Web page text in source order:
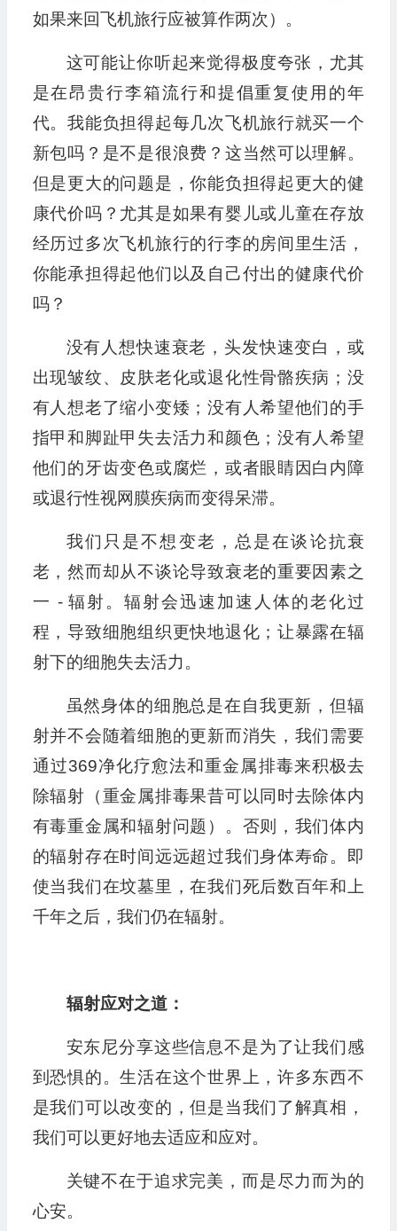
如果来回飞机旅行应被算作两次）。
这可能让你听起来觉得极度夸张，尤其
是在昂贵行李箱流行和提倡重复使用的年
代。我能负担得起每几次飞机旅行就买一个
新包吗？是不是很浪费？这当然可以理解。
但是更大的问题是，你能负担得起更大的健
康代价吗？尤其是如果有婴儿或儿童在存放
经历过多次飞机旅行的行李的房间里生活，
你能承担得起他们以及自己付出的健康代价
吗？
没有人想快速衰老，头发快速变白，或
出现皱纹、皮肤老化或退化性骨骼疾病；没
有人想老了缩小变矮；没有人希望他们的手
指甲和脚趾甲失去活力和颜色；没有人希望
他们的牙齿变色或腐烂，或者眼睛因白内障
或退行性视网膜疾病而变得呆滞。
我们只是不想变老，总是在谈论抗衰
老，然而却从不谈论导致衰老的重要因素之
一 - 辐射。辐射会迅速加速人体的老化过
程，导致细胞组织更快地退化；让暴露在辐
射下的细胞失去活力。
虽然身体的细胞总是在自我更新，但辐
射并不会随着细胞的更新而消失，我们需要
通过369净化疗愈法和重金属排毒来积极去
除辐射（重金属排毒果昔可以同时去除体内
有毒重金属和辐射问题）。否则，我们体内
的辐射存在时间远远超过我们身体寿命。即
使当我们在坟墓里，在我们死后数百年和上
千年之后，我们仍在辐射。
辐射应对之道：
安东尼分享这些信息不是为了让我们感
到恐惧的。生活在这个世界上，许多东西不
是我们可以改变的，但是当我们了解真相，
我们可以更好地去适应和应对。
关键不在于追求完美，而是尽力而为的
心安。